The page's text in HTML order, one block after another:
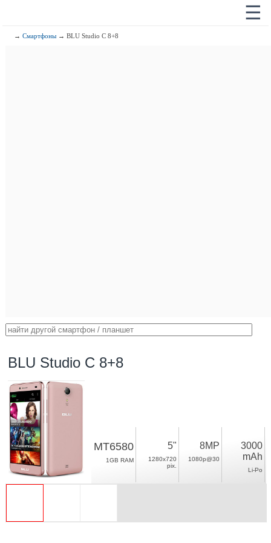
☰
→Смартфоны → BLU Studio C 8+8
BLU Studio C 8+8
MT6580
1GB RAM
5"
1280x720
pix.
8MP
1080p@30
3000
mAh
Li-Po